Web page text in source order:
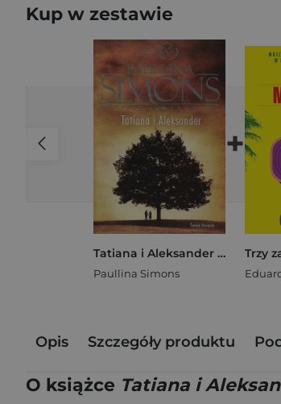
Kup w zestawie
Tatiana i Aleksander (edycja limitowana)
Paullina Simons
+
Opis Szczegóły produktu
O książce Tatiana i